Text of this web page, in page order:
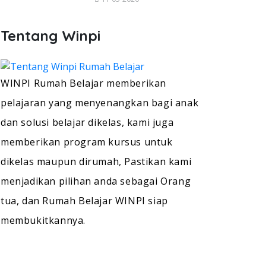
Tentang Winpi
WINPI Rumah Belajar memberikan
pelajaran yang menyenangkan bagi anak
dan solusi belajar dikelas, kami juga
memberikan program kursus untuk
dikelas maupun dirumah, Pastikan kami
menjadikan pilihan anda sebagai Orang
tua, dan Rumah Belajar WINPI siap
membukitkannya.